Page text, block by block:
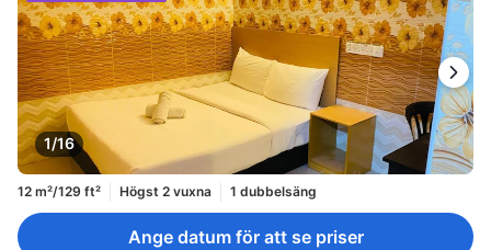
1/16
12 m²/129 ft² Högst 2 vuxna 1 dubbelsäng
Ange datum för att se priser